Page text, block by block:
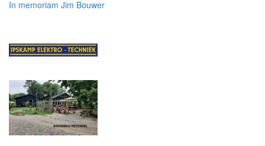
In memoriam Jim Bouwer